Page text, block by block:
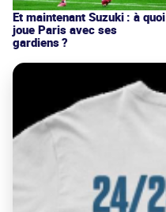
Et maintenant Suzuki : à quoi
joue Paris avec ses
gardiens ?